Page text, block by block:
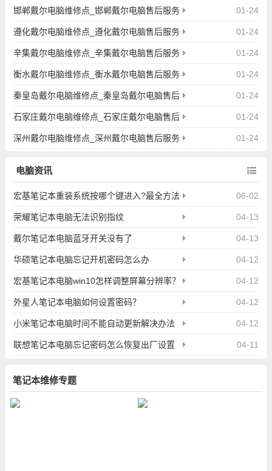
中心地址 01-24
邯郸戴尔电脑维修点_邯郸戴尔电脑售后服务
中心地址 01-24
遵化戴尔电脑维修点_遵化戴尔电脑售后服务
中心地址 01-24
辛集戴尔电脑维修点_辛集戴尔电脑售后服务
中心地址 01-24
衡水戴尔电脑维修点_衡水戴尔电脑售后服务
中心地址 01-24
秦皇岛戴尔电脑维修点_秦皇岛戴尔电脑售后
服务中心地址 01-24
石家庄戴尔电脑维修点_石家庄戴尔电脑售后
服务中心地址 01-24
深州戴尔电脑维修点_深州戴尔电脑售后服务
电脑资讯
06-02
宏基笔记本重装系统按哪个键进入?最全方法
请看这里！ 04-13
荣耀笔记本电脑无法识别指纹
04-13
戴尔笔记本电脑蓝牙开关没有了
04-12
华硕笔记本电脑忘记开机密码怎么办
04-12
宏基笔记本电脑win10怎样调整屏幕分辨率？
04-12
外星人笔记本电脑如何设置密码？
04-12
小米笔记本电脑时间不能自动更新解决办法
04-11
联想笔记本电脑忘记密码怎么恢复出厂设置
笔记本维修专题